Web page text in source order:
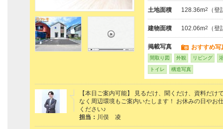
土地面積 128.36m2 （登
建物面積 102.06m2 （登
掲載写真 おすすめ写
間取り図 外観 リビング
トイレ 構造写真
【本日ご案内可能】 見るだけ、聞くだけ、資料だ
なく周辺環境もご案内いたします！ お休みの日やお
ください♪
担当： 川俣 凌